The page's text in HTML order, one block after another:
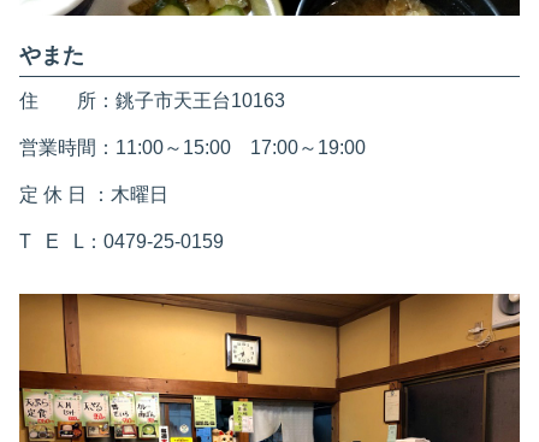
やまた
住 所：銚子市天王台10163
営業時間：11:00～15:00 17:00～19:00
定 休 日 ：木曜日
T E L：0479-25-0159